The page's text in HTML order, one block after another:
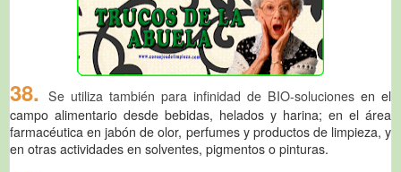
38. Se utiliza también para infinidad de BIO-soluciones en el
campo alimentario desde bebidas, helados y harina; en el área
farmacéutica en jabón de olor, perfumes y productos de limpieza, y
en otras actividades en solventes, pigmentos o pinturas.